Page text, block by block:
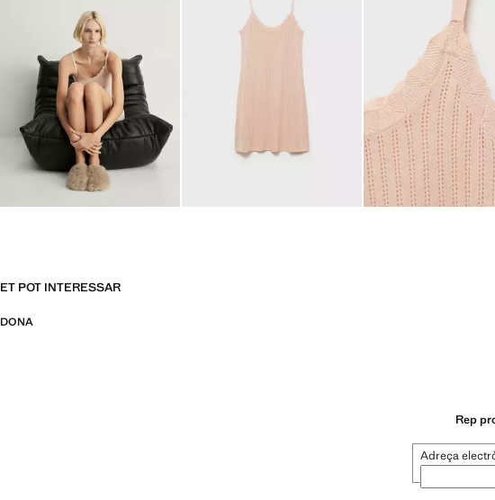
ET POT INTERESSAR
DONA
Rep
Adreça